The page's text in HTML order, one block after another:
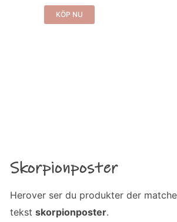
KÖP NU
Skorpionposter
Herover ser du produkter der
tekstskorpionposter.